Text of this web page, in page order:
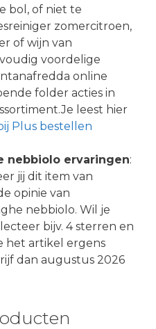
bol, of niet te
zomercitroen,
of wijn van
voordelige
online
folder acties in
leest hier
Plus bestellen
nebbiolo ervaringen:
jij dit item van
opinie van
nebbiolo. Wil je
bijv. 4 sterren en
het artikel ergens
dan augustus 2026